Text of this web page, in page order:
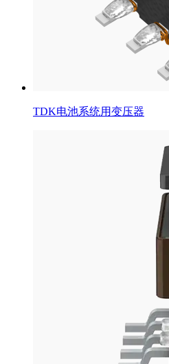
TDK电池系统用变压器